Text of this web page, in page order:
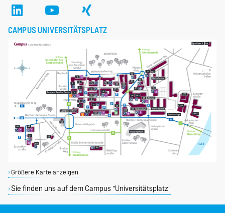
CAMPUS UNIVERSITÄTSPLATZ
Größere Karte anzeigen
Sie finden uns auf dem Campus "Universitätsplatz"